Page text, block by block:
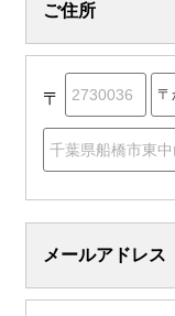
ご住所
〒
メールアドレス